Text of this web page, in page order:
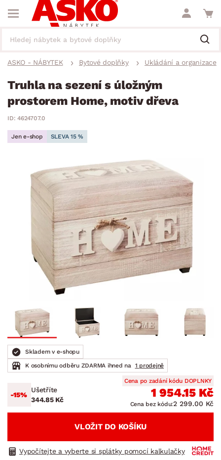
ASKO - NÁBYTEK Bytové doplňky Ukládání a organizace
Truhla na sezení s úložným
prostorem Home, motiv dřeva
ID: 4624707.0
Jen e-shop SLEVA 15 %
Skladem v e-shopu
K osobnímu odběru ZDARMA ihned na
1 prodejně
-15%
Ušetříte
344.85 Kč
Cena po zadání kódu DOPLNKY
1 954.15 Kč
Cena bez kódu:2 299.00 Kč
VLOŽIT DO KOŠÍKU
Vypočítejte a vyberte si splátky pomocí kalkulačky